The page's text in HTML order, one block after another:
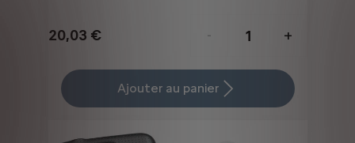
20,03 €
Price
20,03
-
+
Quantity
updated
Ajouter au panier